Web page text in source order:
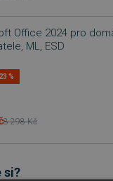
Office 2024 pro
ML, ESD
%
8 298 Kč
si?